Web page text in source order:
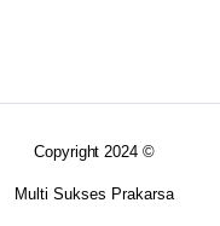
Copyright 2024 ©
Multi Sukses Prakarsa